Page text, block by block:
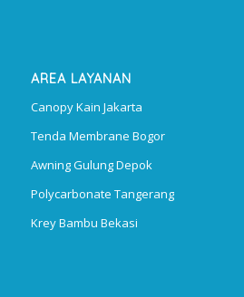
AREA LAYANAN
Canopy Kain Jakarta
Tenda Membrane Bogor
Awning Gulung Depok
Polycarbonate Tangerang
Krey Bambu Bekasi